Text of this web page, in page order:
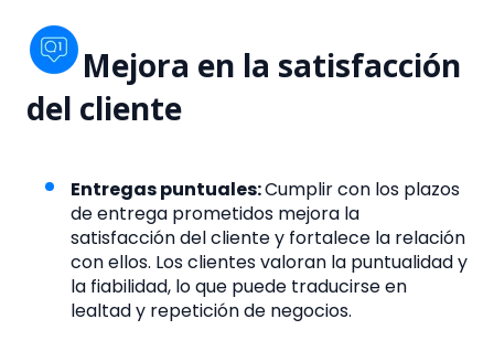
Mejora en la satisfacción
del cliente
Entregas puntuales:Cumplir con los plazos
de entrega prometidos mejora la
satisfacción del cliente y fortalece la relación
con ellos. Los clientes valoran la puntualidad y
la fiabilidad, lo que puede traducirse en
lealtad y repetición de negocios.